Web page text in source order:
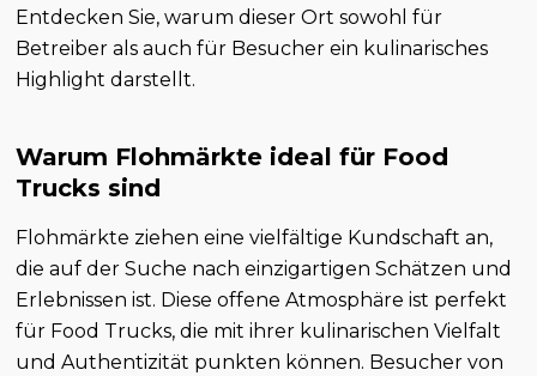
Entdecken Sie, warum dieser Ort sowohl für
Betreiber als auch für Besucher ein kulinarisches
Highlight darstellt.
Warum Flohmärkte ideal für Food
Trucks sind
Flohmärkte ziehen eine vielfältige Kundschaft an,
die auf der Suche nach einzigartigen Schätzen und
Erlebnissen ist. Diese offene Atmosphäre ist perfekt
für Food Trucks, die mit ihrer kulinarischen Vielfalt
und Authentizität punkten können. Besucher von